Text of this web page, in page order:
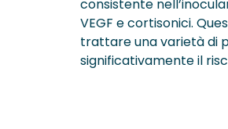
consistente
VEGF e cortisonici.
trattare una varietà di
significativamente il